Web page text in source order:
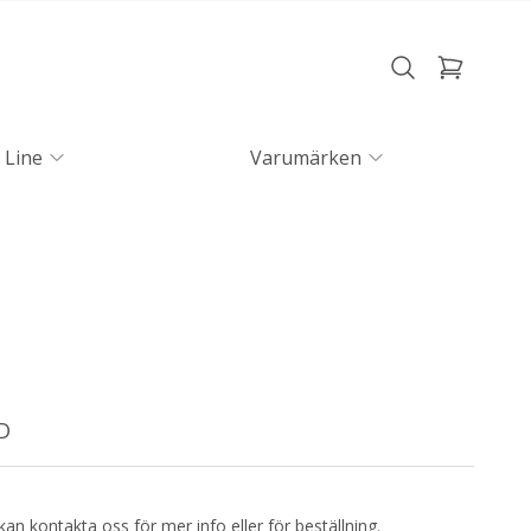
Line Varumärken
kontakta oss för mer info eller för beställning.